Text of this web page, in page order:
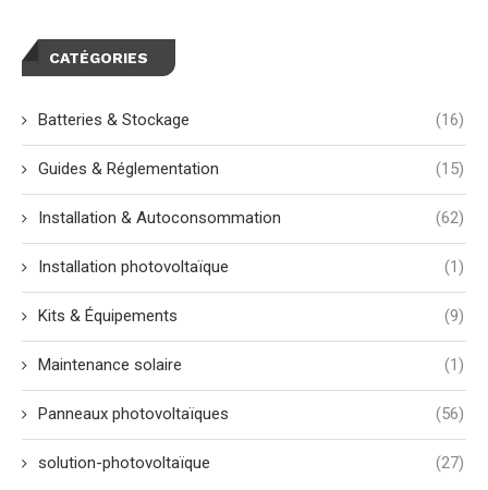
CATÉGORIES
Batteries & Stockage (16)
Guides & Réglementation (15)
Installation & Autoconsommation (62)
Installation photovoltaïque (1)
Kits & Équipements (9)
Maintenance solaire (1)
Panneaux photovoltaïques (56)
solution-photovoltaïque (27)